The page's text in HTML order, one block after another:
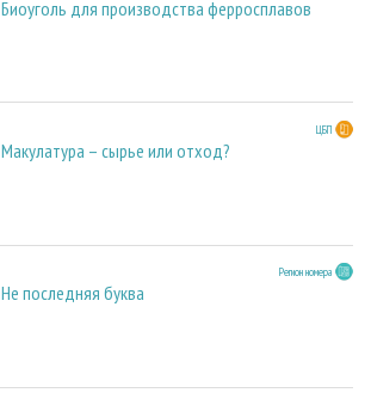
Биоуголь для производства ферросплавов
ЦБП
Макулатура – сырье или отход?
Регион номера
Не последняя буква